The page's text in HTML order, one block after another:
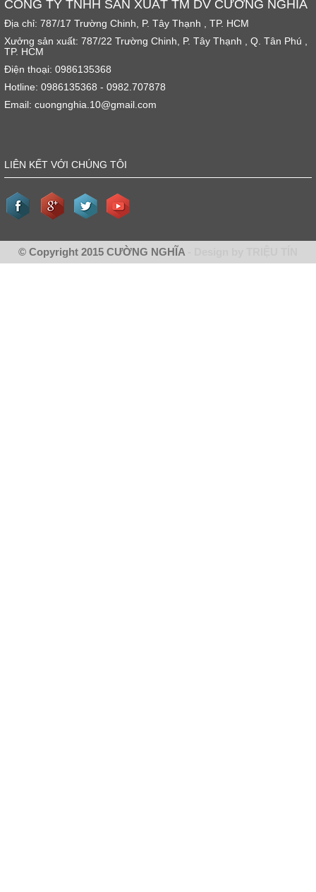
CÔNG TY TNHH SẢN XUẤT TM DV CƯỜNG NGHĨA
Địa chỉ: 787/17 Trường Chinh, P. Tây Thạnh , TP. HCM
Xưởng sản xuất: 787/22 Trường Chinh, P. Tây Thạnh , Q. Tân Phú ,
TP. HCM
Điện thoại: 0986135368
Hotline: 0986135368 - 0982.707878
Email: cuongnghia.10@gmail.com
LIÊN KẾT VỚI CHÚNG TÔI
© Copyright 2015 CƯỜNG NGHĨA